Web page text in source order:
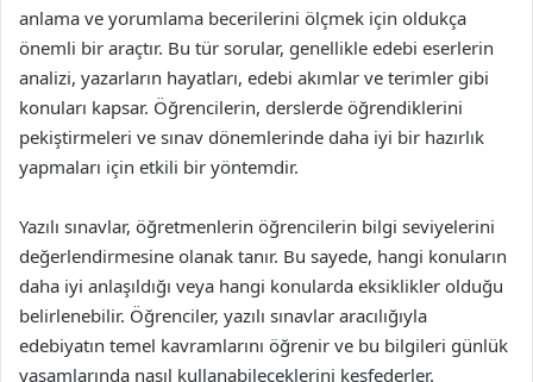
anlama ve yorumlama becerilerini ölçmek için oldukça
önemli bir araçtır. Bu tür sorular, genellikle edebi eserlerin
analizi, yazarların hayatları, edebi akımlar ve terimler gibi
konuları kapsar. Öğrencilerin, derslerde öğrendiklerini
pekiştirmeleri ve sınav dönemlerinde daha iyi bir hazırlık
yapmaları için etkili bir yöntemdir.
Yazılı sınavlar, öğretmenlerin öğrencilerin bilgi seviyelerini
değerlendirmesine olanak tanır. Bu sayede, hangi konuların
daha iyi anlaşıldığı veya hangi konularda eksiklikler olduğu
belirlenebilir. Öğrenciler, yazılı sınavlar aracılığıyla
edebiyatın temel kavramlarını öğrenir ve bu bilgileri günlük
yaşamlarında nasıl kullanabileceklerini keşfederler.